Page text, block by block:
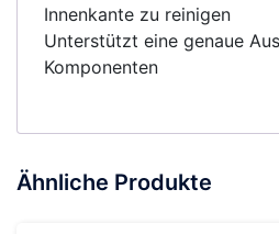
Innenkante zu reinigen
Unterstützt eine genaue
Komponenten
Ähnliche Produkte